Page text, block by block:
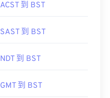
ACST 到 BST
SAST 到 BST
NDT 到 BST
GMT 到 BST